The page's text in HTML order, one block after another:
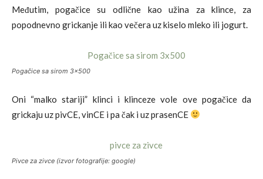
Međutim, pogačice su odlične kao užina za klince, za
popodnevno grickanje ili kao večera uz kiselo mleko ili jogurt.
Pogačice sa sirom 3×500
Oni “malko stariji” klinci i klinceze vole ove pogačice da
grickaju uz pivCE, vinCE i pa čak i uz prasenCE
Pivce za zivce (izvor fotografije: google)